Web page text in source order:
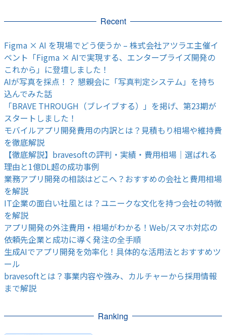
Recent
Figma × AI を現場でどう使うか – 株式会社アツラエ主催イ
ベント「Figma × AIで実現する、エンタープライズ開発の
これから」に登壇しました！
AIが写真を採点！？ 懇親会に「写真判定システム」を持ち
込んでみた話
「BRAVE THROUGH（ブレイブする）」を掲げ、第23期が
スタートしました！
モバイルアプリ開発費用の内訳とは？見積もり相場や維持費
を徹底解説
【徹底解説】bravesoftの評判・実績・費用相場｜選ばれる
理由と1億DL超の成功事例
業務アプリ開発の相談はどこへ？おすすめの会社と費用相場
を解説
IT企業の面白い社風とは？ユニークな文化を持つ会社の特徴
を解説
アプリ開発の外注費用・相場がわかる！Web/スマホ対応の
依頼先企業と成功に導く発注の全手順
生成AIでアプリ開発を効率化！具体的な活用法とおすすめツ
ール
bravesoftとは？事業内容や強み、カルチャーから採用情報
まで解説
Ranking